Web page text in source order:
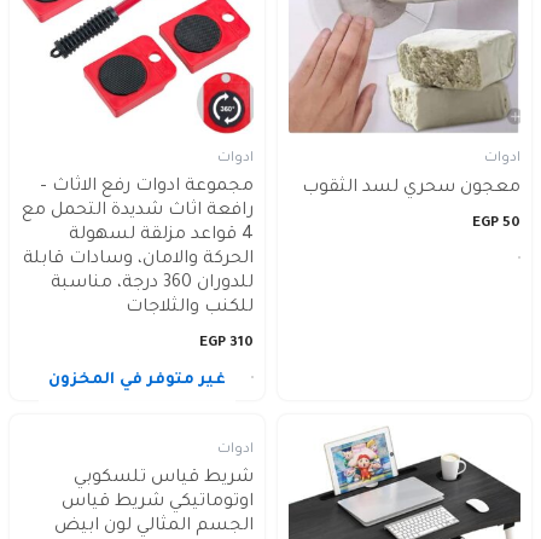
ادوات
معجون سحري لسد الثقوب
50
EGP
ادوات
مجموعة ادوات رفع الاثاث –
رافعة اثاث شديدة التحمل مع
4 قواعد مزلقة لسهولة
الحركة والامان، وسادات قابلة
للدوران 360 درجة، مناسبة
للكنب والثلاجات
310
EGP
غير متوفر في المخزون
ادوات
شريط قياس تلسكوبي
اوتوماتيكي شريط قياس
الجسم المثالي لون ابيض